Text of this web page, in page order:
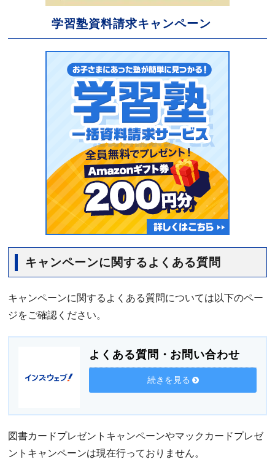
学習塾資料請求キャンペーン
キャンペーンに関するよくある質問
キャンペーンに関するよくある質問については以下のペー
ジをご確認ください。
よくある質問・お問い合わせ
続きを見る
図書カードプレゼントキャンペーンやマックカードプレゼ
ントキャンペーンは現在行っておりません。